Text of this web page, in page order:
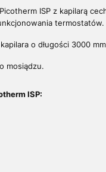
ISP z kapilarą
termostatów.
o długości 3000
mosiądzu.
ISP: